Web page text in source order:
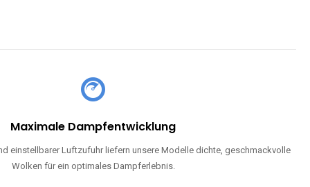
Maximale Dampfentwicklung
einstellbarer Luftzufuhr liefern unsere Modelle dichte, geschmackvolle
Wolken für ein optimales Dampferlebnis.